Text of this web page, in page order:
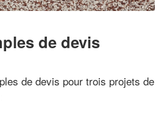
de devis
de devis pour trois projets de